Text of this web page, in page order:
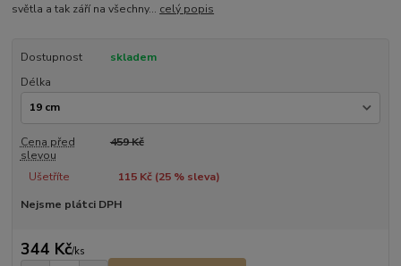
světla a tak září na všechny... celý popis
Dostupnost
skladem
Délka
Cena před
slevou
459 Kč
Ušetříte 115 Kč (25% sleva)
Nejsme plátci DPH
344 Kč/ks